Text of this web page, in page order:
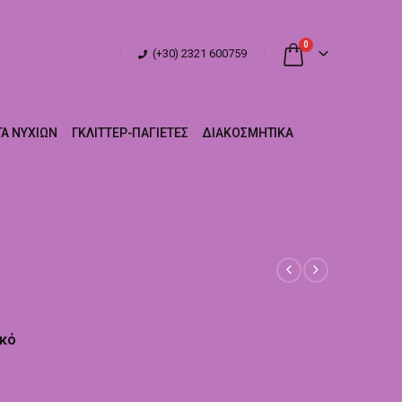
(+30) 2321 600759
0
ΝΥΧΙΏΝ ΓΚΛΊΤΤΕΡ-ΠΑΓΙΈΤΕΣ ΔΙΑΚΟΣΜΗΤΙΚΆ